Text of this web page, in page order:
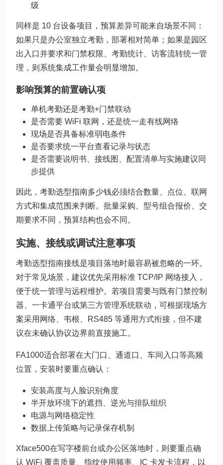
级
同样是 10 台设备项目，预算差异可能来自场景不同：
如果只是办公室独立考勤，部署相对简单；如果是园区
出入口并要求和门禁权限、考勤统计、访客流转统一管
理，则系统集成工作量会明显增加。
影响预算的前置确认项
单机考勤还是考勤+门禁联动
是否需要 WiFi 联网，还是统一走有线网络
现场是否具备标准弱电条件
是否要求统一平台查看记录与状态
是否需要说明书、接线图、配置清单与实施建议同
步提供
因此，考勤选型指南多少钱必须结合数量、点位、联网
方式和集成范围来判断。批量采购、型号组合报价、交
期要求不同，预算结构也会不同。
实施、接线或调试注意事项
考勤选型指南接线是项目落地时最容易被忽略的一环。
对于常见场景，建议优先采用标准 TCP/IP 网络接入，
便于统一管理与远程维护。若项目需要与既有门禁控制
器、一卡通平台或第三方管理系统联动，可根据现场方
案采用网络、韦根、RS485 等通用方式衔接，但不建
议在未确认协议边界前直接施工。
FA1000适合部署在大门口、通道口、车间入口等高频
位置，安装时要重点确认：
安装高度与人脸识别角度
半开放环境下的遮挡、逆光与排队组织
电源与网络稳定性
数据上传策略与记录保存机制
Xface500在写字楼前台或办公区落地时，则要重点确
认 WiFi 覆盖质量、指纹使用频率、IC 卡发卡流程，以